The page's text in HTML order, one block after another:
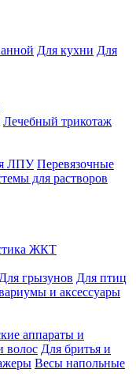
Для кухни Для
Лечебный трикотаж
ЛПУ Перевязочные
для растворов
ЖКТ
Для грызунов Для птиц
и аксессуары
аппараты и
волос Для бритья и
Весы напольные